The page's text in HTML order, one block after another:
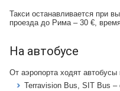
Такси останавливается при
проезда до Рима – 30 €,
На автобусе
От аэропорта ходят автобусы
Terravision Bus, SIT Bus –